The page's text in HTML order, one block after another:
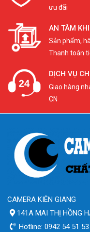
ưu đãi
AN TÂM
Sản phẩm,
Thanh toán
DỊCH VỤ
Giao hàng
CN
CAMERA KIÊN GIANG
141A MAI THỊ HỒNG
Hotline: 0942 54 51 53